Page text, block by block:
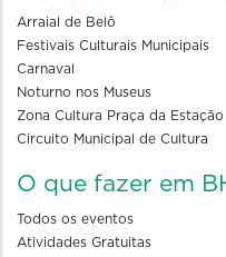
Arraial de Belô
Festivais Culturais Municipais
Carnaval
Noturno nos Museus
Zona Cultura Praça da Estação
Circuito Municipal de Cultura
O que fazer em
Todos os eventos
Atividades Gratuitas